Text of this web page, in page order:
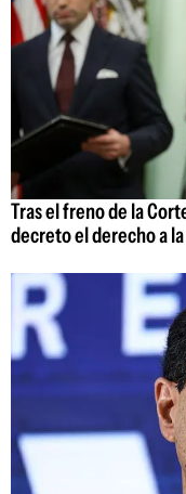
Tras el freno de la
decreto el derecho a